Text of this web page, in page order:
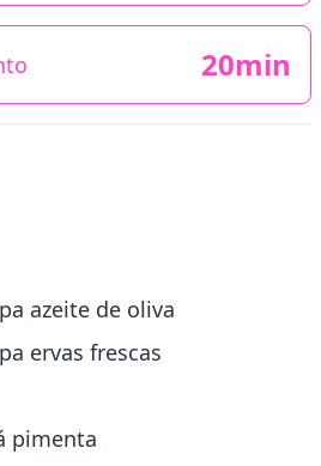
20min
azeite de oliva
ervas frescas
pimenta